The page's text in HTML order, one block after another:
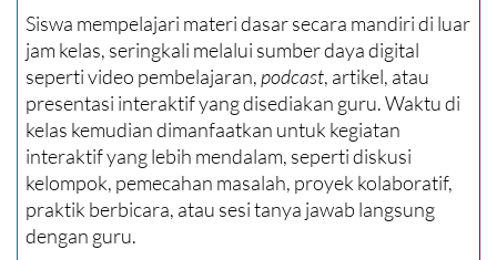
Siswa mempelajari materi dasar secara mandiri di luar
jam kelas, seringkali melalui sumber daya digital
seperti video pembelajaran, podcast, artikel, atau
presentasi interaktif yang disediakan guru. Waktu di
kelas kemudian dimanfaatkan untuk kegiatan
interaktif yang lebih mendalam, seperti diskusi
kelompok, pemecahan masalah, proyek kolaboratif,
praktik berbicara, atau sesi tanya jawab langsung
dengan guru.